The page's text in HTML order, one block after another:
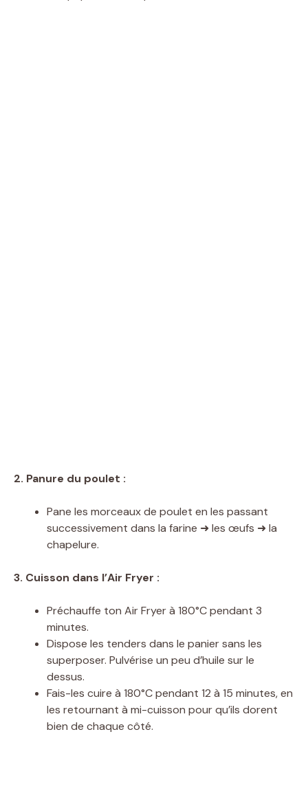
2. Panure du poulet :
Pane les morceaux de poulet en les passant
successivement dans la farine ➜ les œufs ➜ la
chapelure.
3. Cuisson dans l’Air Fryer :
Préchauffe ton Air Fryer à 180°C pendant 3
minutes.
Dispose les tenders dans le panier sans les
superposer. Pulvérise un peu d’huile sur le
dessus.
Fais-les cuire à 180°C pendant 12 à 15 minutes, en
les retournant à mi-cuisson pour qu’ils dorent
bien de chaque côté.